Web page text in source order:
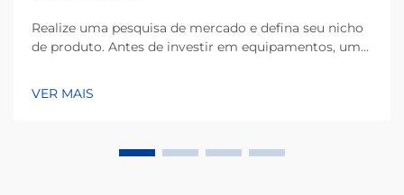
Realize uma pesquisa de mercado e defina seu nicho
de produto. Antes de investir em equipamentos, um
consumidores locais. Os chips de milho, produzidos
VER MAIS